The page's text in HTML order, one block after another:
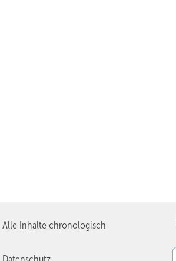
Alle Inhalte chronologisch